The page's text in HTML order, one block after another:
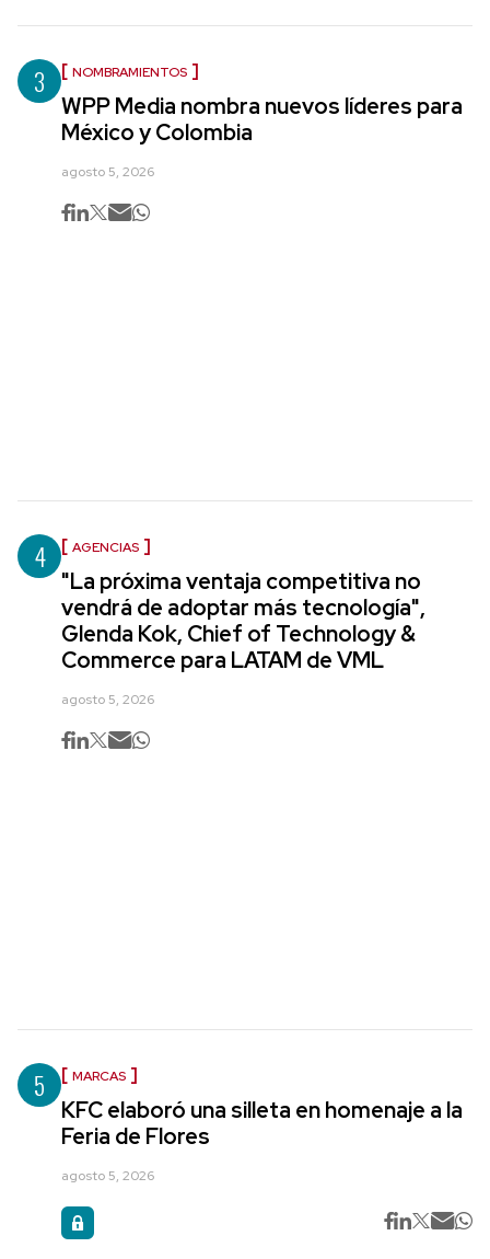
3 NOMBRAMIENTOS
WPP Media nombra nuevos líderes para
México y Colombia
agosto 5, 2026
4 AGENCIAS
"La próxima ventaja competitiva no
vendrá de adoptar más tecnología",
Glenda Kok, Chief of Technology &
Commerce para LATAM de VML
agosto 5, 2026
5 MARCAS
KFC elaboró una silleta en homenaje a la
Feria de Flores
agosto 5, 2026